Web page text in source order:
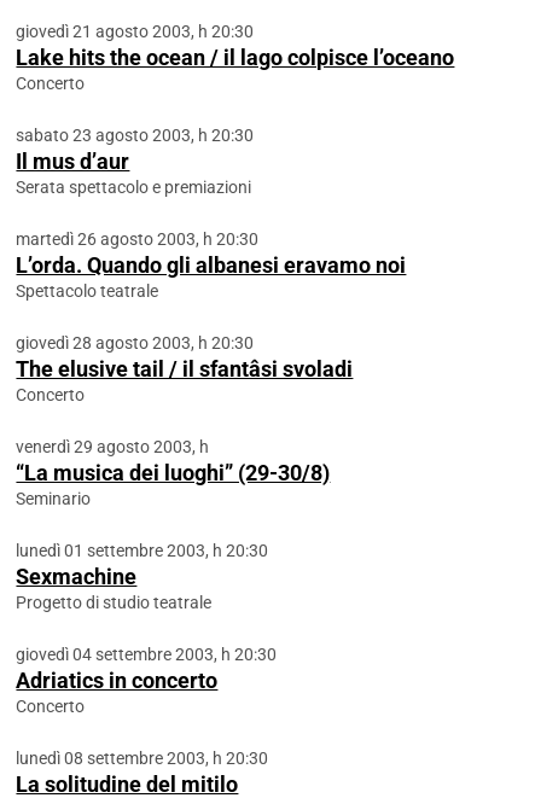
giovedì 21 agosto 2003, h 20:30
Lake hits the ocean / il lago colpisce l’oceano
Concerto
sabato 23 agosto 2003, h 20:30
Il mus d’aur
Serata spettacolo e premiazioni
martedì 26 agosto 2003, h 20:30
L’orda. Quando gli albanesi eravamo noi
Spettacolo teatrale
giovedì 28 agosto 2003, h 20:30
The elusive tail / il sfantâsi svoladi
Concerto
venerdì 29 agosto 2003, h
“La musica dei luoghi” (29-30/8)
Seminario
lunedì 01 settembre 2003, h 20:30
Sexmachine
Progetto di studio teatrale
giovedì 04 settembre 2003, h 20:30
Adriatics in concerto
Concerto
lunedì 08 settembre 2003, h 20:30
La solitudine del mitilo